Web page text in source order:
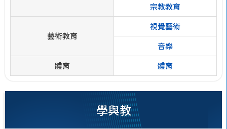
宗教教育
藝術教育
視覺藝術
音樂
體育
體育
學與教